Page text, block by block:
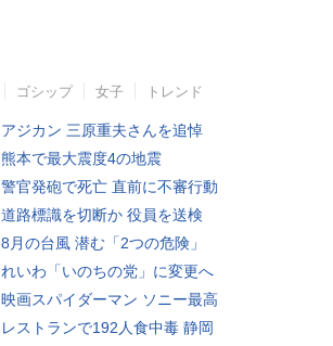
ゴシップ 女子 トレンド
アジカン 三原重夫さんを追悼
熊本で最大震度4の地震
警官発砲で死亡 直前に不審行動
道路標識を切断か 役員を送検
8月の台風 潜む「2つの危険」
れいわ「いのちの党」に変更へ
映画スパイダーマン ソニー最高
レストランで192人食中毒 静岡